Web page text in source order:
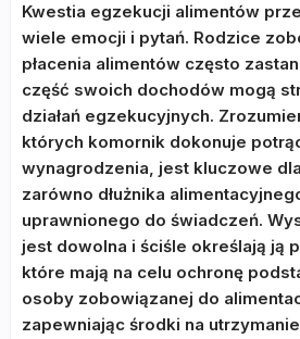
Kwestia egzekucji alimentów
wiele emocji i pytań. Rodzice
płacenia alimentów często
część swoich dochodów mogą
działań egzekucyjnych.
których komornik dokonuje
wynagrodzenia, jest kluczowe
zarówno dłużnika
uprawnionego do świadczeń.
jest dowolna i ściśle określają ją
które mają na celu ochronę
osoby zobowiązanej do
zapewniając środki na